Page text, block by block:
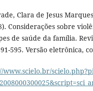
Clara de Jesus
Considerações sobre
de saúde da família.
595. Versão eletrônica,
www.scielo.br/